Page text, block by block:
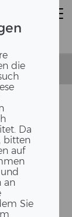
die
Da
bitten
auf
an
Sie
VER­